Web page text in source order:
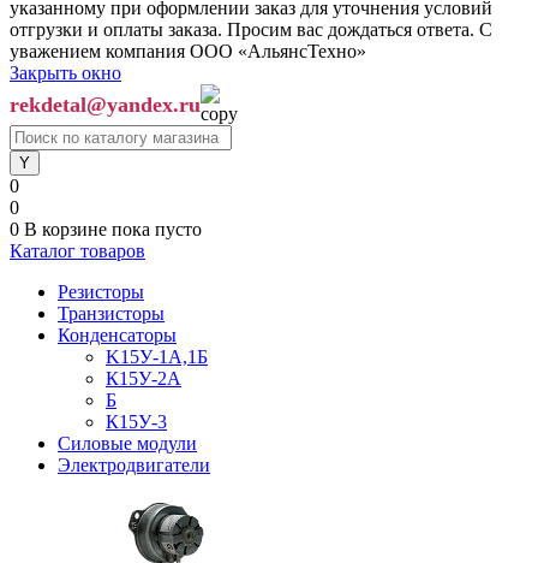
указанному при оформлении заказ для уточнения условий
отгрузки и оплаты заказа. Просим вас дождаться ответа. С
уважением компания ООО «АльянсТехно»
Закрыть окно
rekdetal@yandex.ru
0
0
0 В корзине пока пусто
Каталог товаров
Резисторы
Транзисторы
Конденсаторы
K15У-1А,1Б
К15У-2А
Б
К15У-3
Силовые модули
Электродвигатели